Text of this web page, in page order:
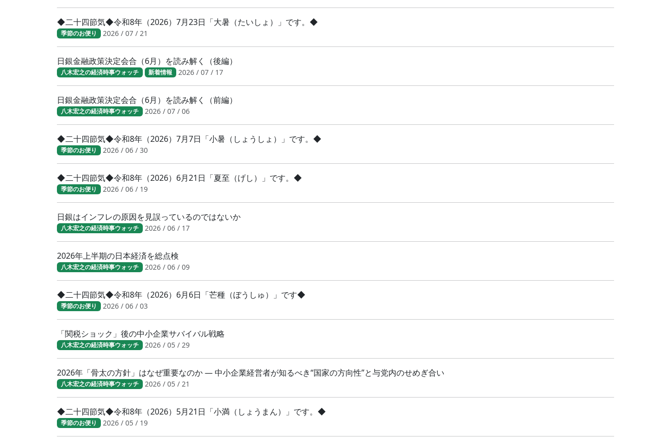
◆二十四節気◆令和8年（2026）7月23日「大暑（たいしょ）」です。◆
季節のお便り 2026 / 07 / 21
日銀金融政策決定会合（6月）を読み解く（後編）
八木宏之の経済時事ウォッチ 新着情報 2026 / 07 / 17
日銀金融政策決定会合（6月）を読み解く（前編）
八木宏之の経済時事ウォッチ 2026 / 07 / 06
◆二十四節気◆令和8年（2026）7月7日「小暑（しょうしょ）」です。◆
季節のお便り 2026 / 06 / 30
◆二十四節気◆令和8年（2026）6月21日「夏至（げし）」です。◆
季節のお便り 2026 / 06 / 19
日銀はインフレの原因を見誤っているのではないか
八木宏之の経済時事ウォッチ 2026 / 06 / 17
2026年上半期の日本経済を総点検
八木宏之の経済時事ウォッチ 2026 / 06 / 09
◆二十四節気◆令和8年（2026）6月6日「芒種（ぼうしゅ）」です◆
季節のお便り 2026 / 06 / 03
「関税ショック」後の中小企業サバイバル戦略
八木宏之の経済時事ウォッチ 2026 / 05 / 29
2026年「骨太の方針」はなぜ重要なのか ― 中小企業経営者が知るべき“国家の方向性”と与党内のせめぎ合い
八木宏之の経済時事ウォッチ 2026 / 05 / 21
◆二十四節気◆令和8年（2026）5月21日「小満（しょうまん）」です。◆
季節のお便り 2026 / 05 / 19